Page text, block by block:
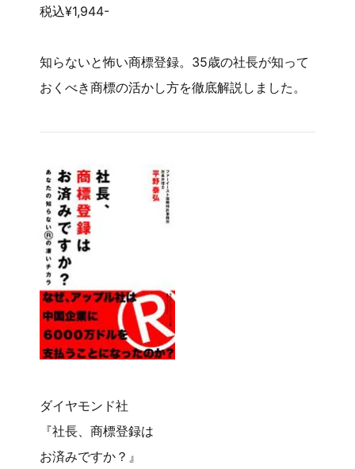
税込¥1,944-
知らないと怖い商標登録。35歳の社長が知って
おくべき商標の活かし方を徹底解説しました。
ダイヤモンド社
『社長、商標登録は
お済みですか？』